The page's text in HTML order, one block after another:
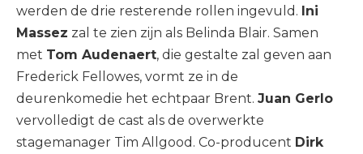
werden de drie resterende rollen ingevuld. Ini
Massez zal te zien zijn als Belinda Blair. Samen
met Tom Audenaert, die gestalte zal geven aan
Frederick Fellowes, vormt ze in de
deurenkomedie het echtpaar Brent. Juan Gerlo
vervolledigt de cast als de overwerkte
stagemanager Tim Allgood. Co-producent Dirk